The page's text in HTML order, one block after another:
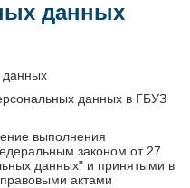
данных
данных
данных в ГБУЗ
выполнения
законом от 27
данных" и принятыми в
актами